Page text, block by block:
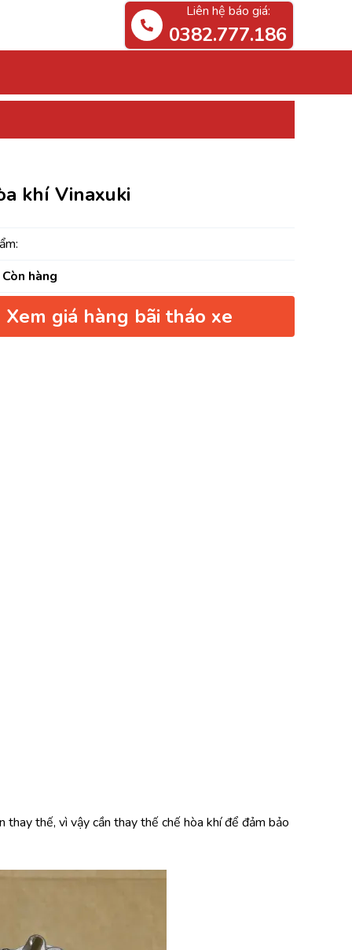
Liên hệ báo giá:
0382.777.186
khí Vinaxuki
Còn hàng
Xem giá hàng bãi tháo xe
thay thế, vì vậy cần thay thế chế hòa khí để đảm bảo